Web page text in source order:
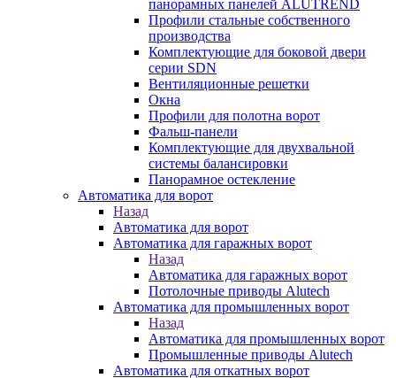
панорамных панелей ALUTREND
Профили стальные собственного
производства
Комплектующие для боковой двери
серии SDN
Вентиляционные решетки
Окна
Профили для полотна ворот
Фальш-панели
Комплектующие для двухвальной
системы балансировки
Панорамное остекление
Автоматика для ворот
Назад
Автоматика для ворот
Автоматика для гаражных ворот
Назад
Автоматика для гаражных ворот
Потолочные приводы Alutech
Автоматика для промышленных ворот
Назад
Автоматика для промышленных ворот
Промышленные приводы Alutech
Автоматика для откатных ворот